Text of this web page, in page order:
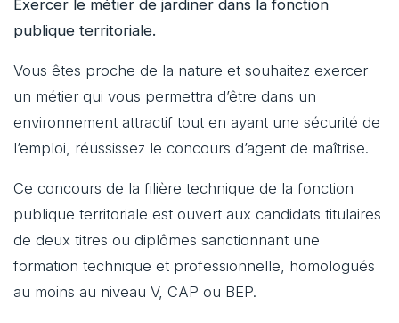
Exercer le métier de jardiner dans la fonction
publique territoriale.
Vous êtes proche de la nature et souhaitez exercer
un métier qui vous permettra d’être dans un
environnement attractif tout en ayant une sécurité de
l’emploi, réussissez le concours d’agent de maîtrise.
Ce concours de la filière technique de la fonction
publique territoriale est ouvert aux candidats titulaires
de deux titres ou diplômes sanctionnant une
formation technique et professionnelle, homologués
au moins au niveau V, CAP ou BEP.